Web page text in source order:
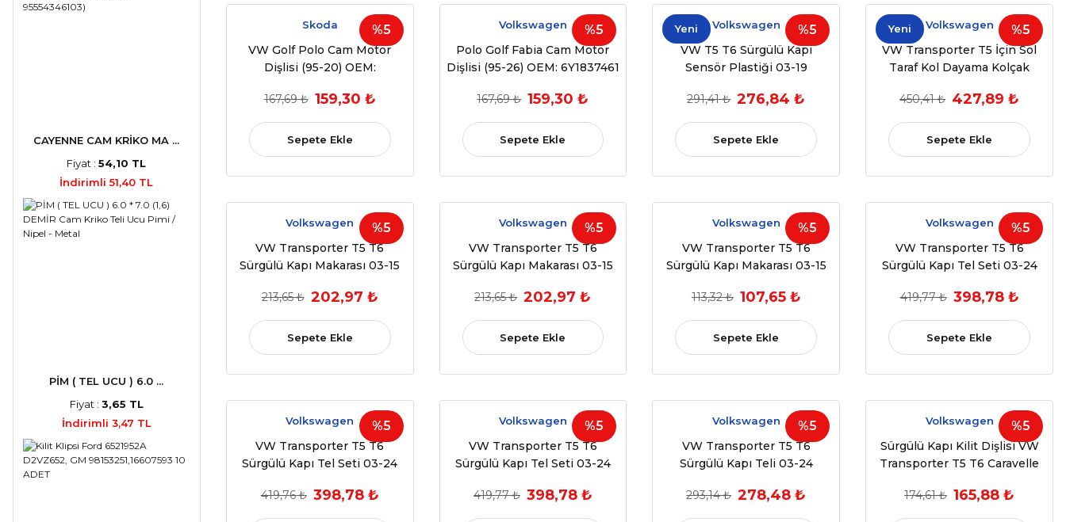
CAYENNE CAM KRİKO MA ...
Fiyat :54,10 TL
İndirimli 51,40 TL
PİM ( TEL UCU ) 6.0 ...
Fiyat : 3,65 TL
İndirimli 3,47 TL
%5
Skoda
VW Golf Polo Cam Motor
Dişlisi (95-20) OEM:
167,69 ₺ 159,30 ₺
Sepete Ekle
%5
Volkswagen
Polo Golf Fabia Cam Motor
Dişlisi (95-26) OEM: 6Y1837461
167,69 ₺ 159,30 ₺
Sepete Ekle
%5
Yeni Volkswagen
VW T5 T6 Sürgülü Kapı
Sensör Plastiği 03-19
291,41 ₺ 276,84 ₺
Sepete Ekle
%5
Yeni Volkswagen
VW Transporter T5 İçin Sol
Taraf Kol Dayama Kolçak
Günümüz) (OEM:7H5883081,
7H0883081, 7H0881082)
450,41 ₺ 427,89 ₺
Sepete Ekle
%5
Volkswagen
VW Transporter T5 T6
Sürgülü Kapı Makarası 03-15
213,65 ₺ 202,97 ₺
Sepete Ekle
%5
Volkswagen
VW Transporter T5 T6
Sürgülü Kapı Makarası 03-15
213,65 ₺ 202,97 ₺
Sepete Ekle
%5
Volkswagen
VW Transporter T5 T6
Sürgülü Kapı Makarası 03-15
113,32 ₺ 107,65 ₺
Sepete Ekle
%5
Volkswagen
VW Transporter T5 T6
Sürgülü Kapı Tel Seti 03-24
419,77 ₺ 398,78 ₺
Sepete Ekle
%5
Volkswagen
VW Transporter T5 T6
Sürgülü Kapı Tel Seti 03-24
419,76 ₺ 398,78 ₺
%5
Volkswagen
VW Transporter T5 T6
Sürgülü Kapı Tel Seti 03-24
419,77 ₺ 398,78 ₺
%5
Volkswagen
VW Transporter T5 T6
Sürgülü Kapı Teli 03-24
293,14 ₺ 278,48 ₺
%5
Volkswagen
Sürgülü Kapı Kilit Dişlisi VW
Transporter T5 T6 Caravelle
174,61 ₺ 165,88 ₺